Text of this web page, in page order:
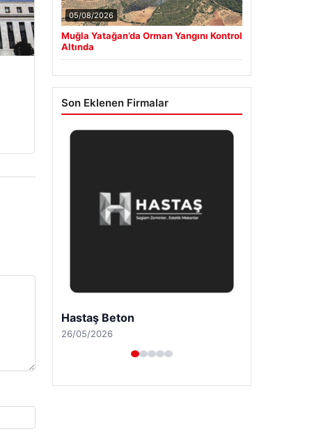
05/08/2026
Muğla Yatağan’da Orman Yangını Kontrol
Altında
Son Eklenen Firmalar
Enes Kaplan Avukatlık Bürosu
28/04/2026